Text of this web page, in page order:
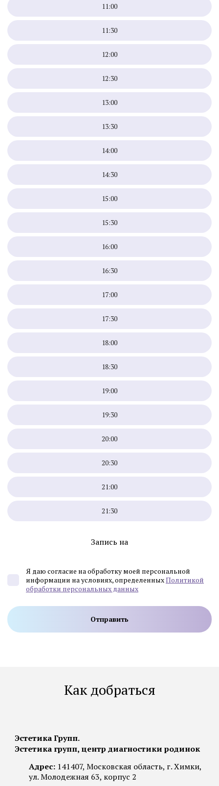
11:00
11:30
12:00
12:30
13:00
13:30
14:00
14:30
15:00
15:30
16:00
16:30
17:00
17:30
18:00
18:30
19:00
19:30
20:00
20:30
21:00
21:30
Запись на
Я даю согласие на обработку моей персональной
информации на условиях, определенныхПолитикой
обработки персональных данных
Как добраться
Эстетика Групп.
Эстетика групп, центр диагностики родинок
Адрес:141407, Московская область, г. Химки,
ул. Молодежная 63, корпус 2